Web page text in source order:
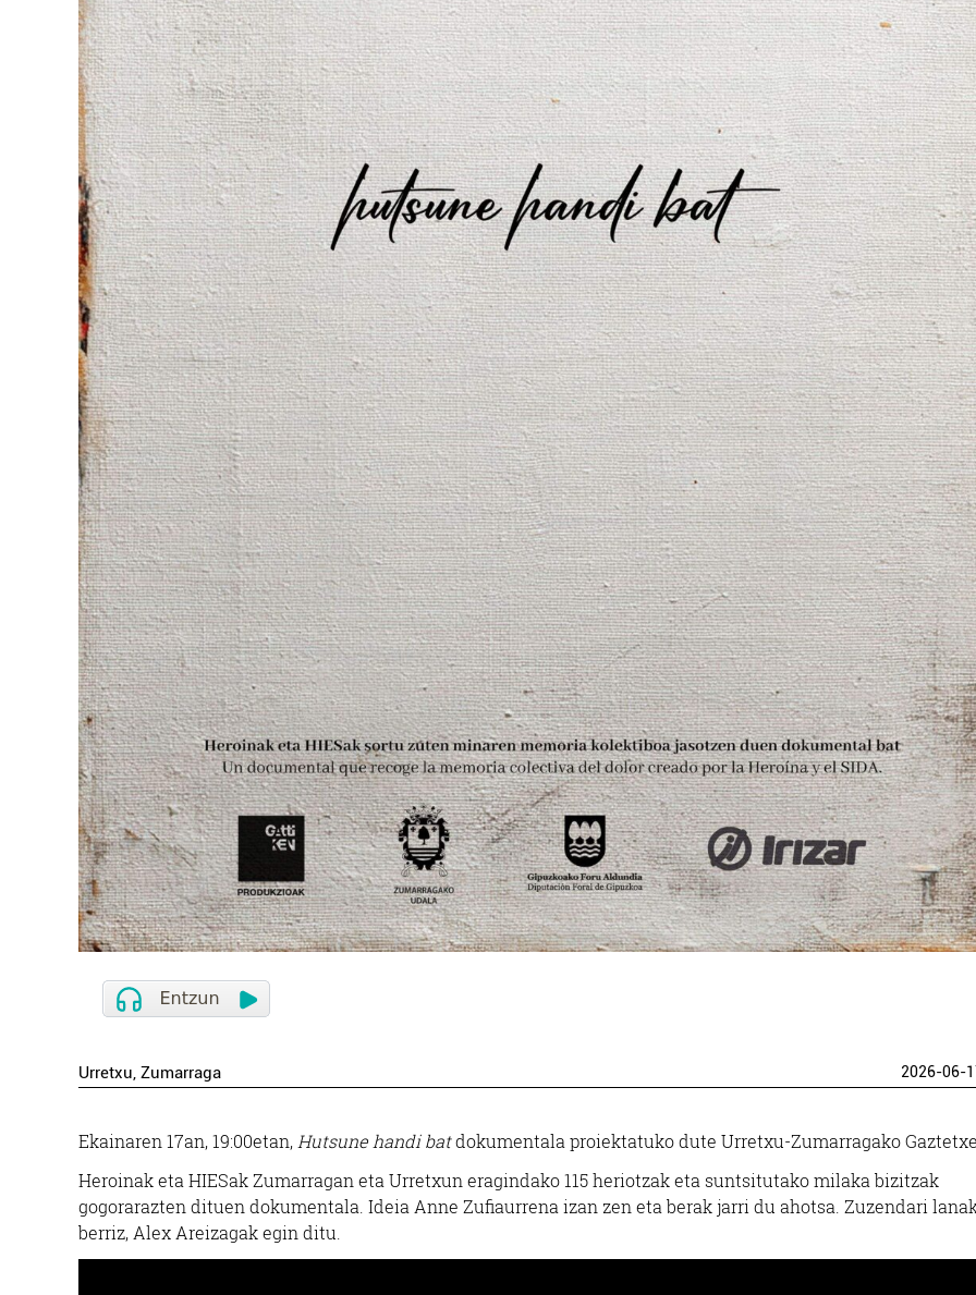
Urretxu, Zumarraga 2026-06-
Ekainaren 17an, 19:00etan,Hutsune handi batdokumentala proiektatuko dute Urretxu-Zumarragako
Heroinak eta HIESak Zumarragan eta Urretxun eragindako 115 heriotzak eta suntsitutako milaka bizitzak
gogorarazten dituen dokumentala. Ideia Anne Zufiaurrena izan zen eta berak jarri du ahotsa. Zuzendari
berriz, Alex Areizagak egin ditu.